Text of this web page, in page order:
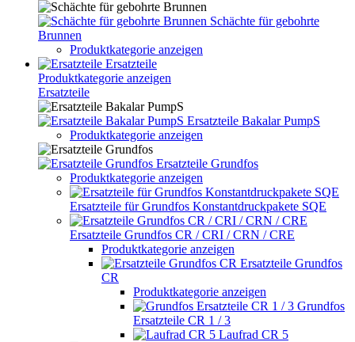
Schächte für gebohrte
Brunnen
Produktkategorie anzeigen
Ersatzteile
Produktkategorie anzeigen
Ersatzteile
Ersatzteile Bakalar PumpS
Produktkategorie anzeigen
Ersatzteile Grundfos
Produktkategorie anzeigen
Ersatzteile für Grundfos Konstantdruckpakete SQE
Ersatzteile Grundfos CR / CRI / CRN / CRE
Produktkategorie anzeigen
Ersatzteile Grundfos
CR
Produktkategorie anzeigen
Grundfos
Ersatzteile CR 1 / 3
Laufrad CR 5